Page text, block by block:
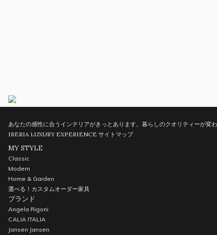
あなたの感性に合うインテリアがきっとあります。暮らしのクオリティーが変
IBERIA LUXURY EXPERIENCE サイトマップ
MY STYLE
Classic
Modern
Home & Garden
選べる！カスタムオーダー家具
ブランド
Angela Rigoni
CALIA ITALIA
Jansen Jansen